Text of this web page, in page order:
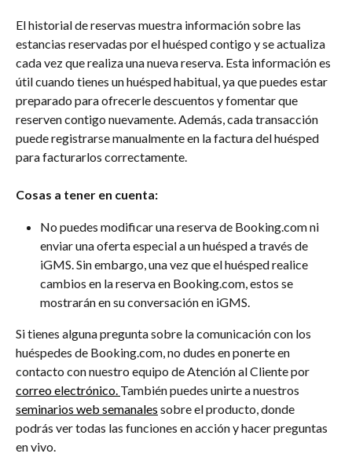
El historial de reservas muestra información sobre las
estancias reservadas por el huésped contigo y se actualiza
cada vez que realiza una nueva reserva. Esta información es
útil cuando tienes un huésped habitual, ya que puedes estar
preparado para ofrecerle descuentos y fomentar que
reserven contigo nuevamente. Además, cada transacción
puede registrarse manualmente en la factura del huésped
para facturarlos correctamente.
Cosas a tener en cuenta:
No puedes modificar una reserva de Booking.com ni
enviar una oferta especial a un huésped a través de
iGMS. Sin embargo, una vez que el huésped realice
cambios en la reserva en Booking.com, estos se
mostrarán en su conversación en iGMS.
Si tienes alguna pregunta sobre la comunicación con los
huéspedes de Booking.com, no dudes en ponerte en
contacto con nuestro equipo de Atención al Cliente por
correo electrónico. También puedes unirte a nuestros
seminarios web semanales sobre el producto, donde
podrás ver todas las funciones en acción y hacer preguntas
en vivo.